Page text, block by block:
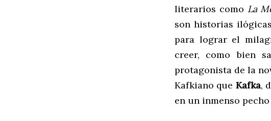
literarios como La
son historias
para lograr el
creer, como bien
protagonista de la
Kafkiano que Kafka,
en un inmenso